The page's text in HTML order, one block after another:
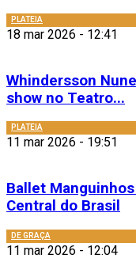
PLATEIA
18 mar 2026 - 12:41
Whindersson
show no Teatro...
PLATEIA
11 mar 2026 - 19:51
Ballet
Central do Brasil
DE GRAÇA
11 mar 2026 - 12:04